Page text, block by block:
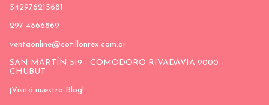
542976215681
297 4866869
ventaonline@cotillonrex.com.ar
SAN MARTÍN 519 - COMODORO RIVADAVIA 9000 -
CHUBUT
¡Visitá nuestro Blog!